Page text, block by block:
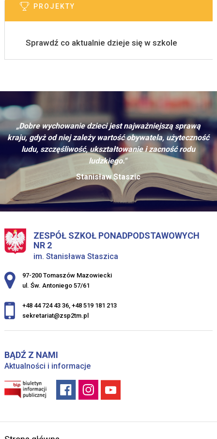
PROJEKTY
Sprawdź co aktualnie dzieje się w szkole
„Dobre wychowanie dzieci jest najważniejszą sprawą
kraju, gdyż od niej zależy wartość obywatela, użyteczność
ludu, szczęśliwość, ukształtowanie i zacność rodu
ludzkiego."
Stanisław Staszic
ZESPÓŁ SZKOŁ PONADPODSTAWOWYCH
NR 2
im. Stanisława Staszica
Adres pocztowy:
97-200 Tomaszów Mazowiecki
ul. Św. Antoniego 57/61
+48 44 724 43 36, +48 519 181 213
sekretariat@zsp2tm.pl
BĄDŹ Z NAMI
Aktualności i informacje